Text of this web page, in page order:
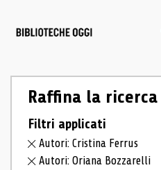
Raffina la ricerca
Filtri applicati
Autori: Cristina Ferrus
Autori: Oriana Bozzarelli